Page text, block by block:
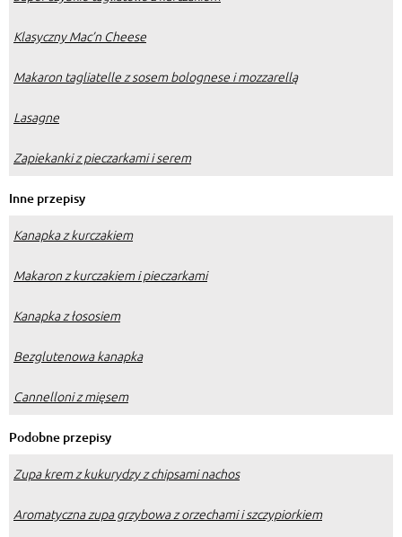
Klasyczny Mac’n Cheese
Makaron tagliatelle z sosem bolognese i mozzarellą
Lasagne
Zapiekanki z pieczarkami i serem
Inne przepisy
Kanapka z kurczakiem
Makaron z kurczakiem i pieczarkami
Kanapka z łososiem
Bezglutenowa kanapka
Cannelloni z mięsem
Podobne przepisy
Zupa krem z kukurydzy z chipsami nachos
Aromatyczna zupa grzybowa z orzechami i szczypiorkiem